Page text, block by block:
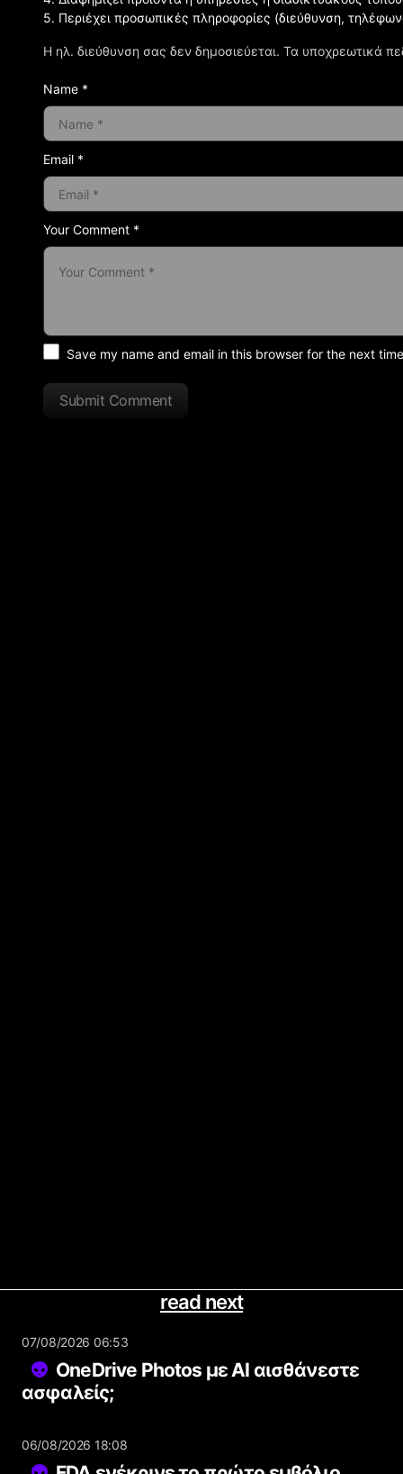
Η ηλ. διεύθυνση σας δεν δημοσιεύεται. Τα υποχρεωτικά
Your Comment *
5. Περιέχει προσωπικές πληροφορίες (διεύθυνση,
Name *
Email *
Save my name and email in this browser for the next
Submit Comment
read next
07/08/2026 06:53
OneDrive Photos με AI αισθάνεστε
ασφαλείς;
06/08/2026 18:08